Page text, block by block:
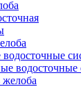
водосточные